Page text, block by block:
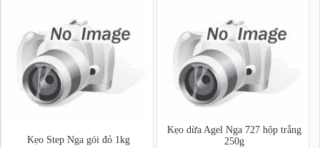
Kẹo Step Nga gói đỏ 1kg
Kẹo dừa Agel Nga 727 hộp trắng
250g